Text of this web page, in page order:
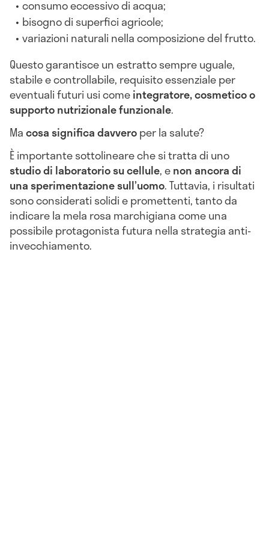
consumo eccessivo di acqua;
bisogno di superfici agricole;
variazioni naturali nella composizione del frutto.
Questo garantisce un estratto sempre uguale,
stabile e controllabile, requisito essenziale per
eventuali futuri usi comeintegratore, cosmetico o
supporto nutrizionale funzionale.
Macosa significa davveroper la salute?
È importante sottolineare che si tratta di uno
studio di laboratorio su cellule, enon ancora di
una sperimentazione sull’uomo. Tuttavia, i risultati
sono considerati solidi e promettenti, tanto da
indicare la mela rosa marchigiana come una
possibile protagonista futura nella strategia anti-
invecchiamento.